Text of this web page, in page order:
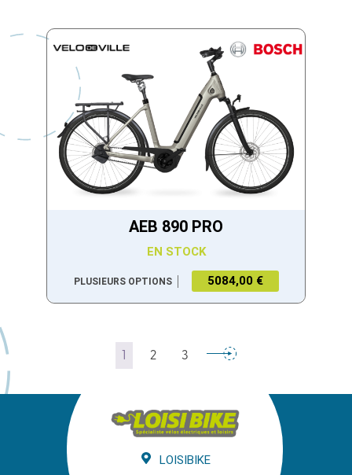
AEB 890 PRO
EN STOCK
PLUSIEURS OPTIONS 5084,00 €
2 3
LOISIBIKE